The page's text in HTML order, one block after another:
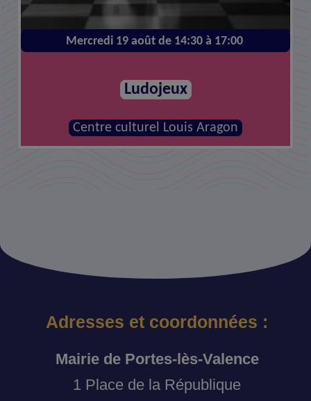
Mercredi 19 août de 14:30 à 17:00
Ludojeux
Centre culturel Louis Aragon
Mercredi 26 août de 14:00 à 16:00
Atelier de réparations
MJC - Centre social la Canopée
Adresses et coordonnées :
Mairie de Portes-lès-Valence
1 Place de la République